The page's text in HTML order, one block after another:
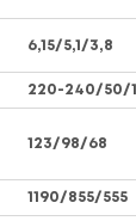
6,15/5,1/3,8
220-240/50/1
123/98/68
1190/855/555